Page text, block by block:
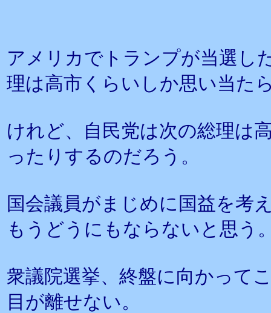
アメリカでトランプが当選し
理は高市くらいしか思い当た
けれど、自民党は次の総理は
ったりするのだろう。
国会議員がまじめに国益を考
もうどうにもならないと思う
衆議院選挙、終盤に向かって
目が離せない。